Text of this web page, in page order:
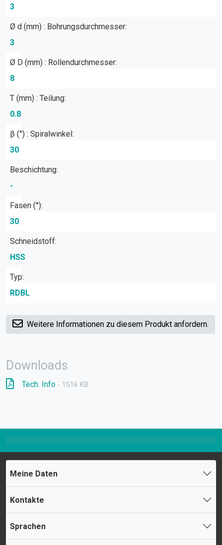
3
Ø d (mm) : Bohrungsdurchmesser:
3
Ø D (mm) : Rollendurchmesser:
8
T (mm) : Teilung:
0.8
β (°) : Spiralwinkel:
30
Beschichtung:
-
Fasen (°):
30
Schneidstoff:
HSS
Typ:
RDBL
Weitere Informationen zu diesem Produkt anfordern.
Downloads
Tech. Info - 1516 KB
Meine Daten
Kontakte
Sprachen